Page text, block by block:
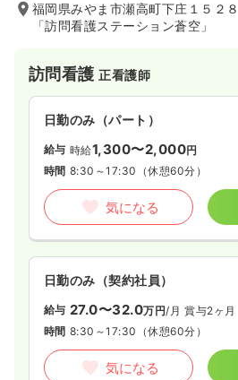
福岡県みやま市瀬高町下庄１５２
「訪問看護ステーション蒼空」
訪問看護正看護師
日勤のみ（パート）
給与 時給1,300〜2,000円
時間 8:30～17:30 （休憩60分）
気になる
日勤のみ（契約社員）
給与 27.0〜32.0万円/月 賞与2ヶ月
時間 8:30～17:30 （休憩60分）
気になる